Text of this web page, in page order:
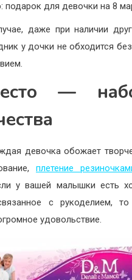
подарок для девочки на 8
даже при наличии
у дочки не обходится
—
девочка обожает
плетение
у вашей малышки есть
с рукоделием,
удовольствие.